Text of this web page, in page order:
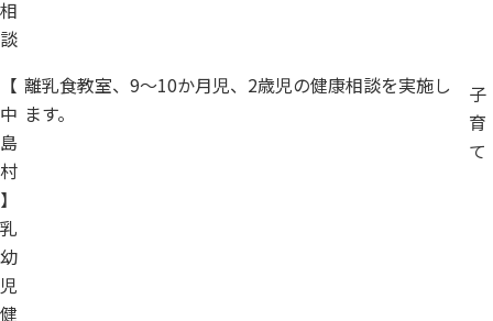
相
談
【
中
島
村
】
乳
幼
児
健
離乳食教室、9～10か月児、2歳児の健康相談を実施し
ます。
子
育
て